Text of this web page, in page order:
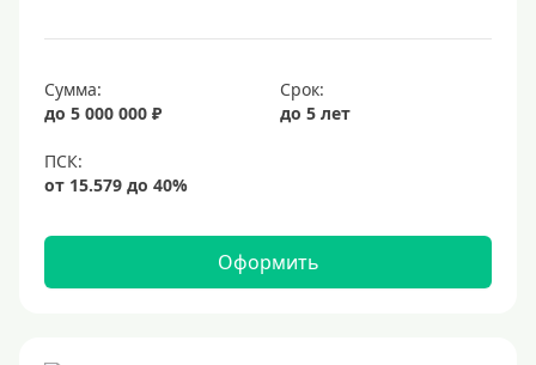
Сумма:
до 5 000 000 ₽
Срок:
до 5 лет
Оформить